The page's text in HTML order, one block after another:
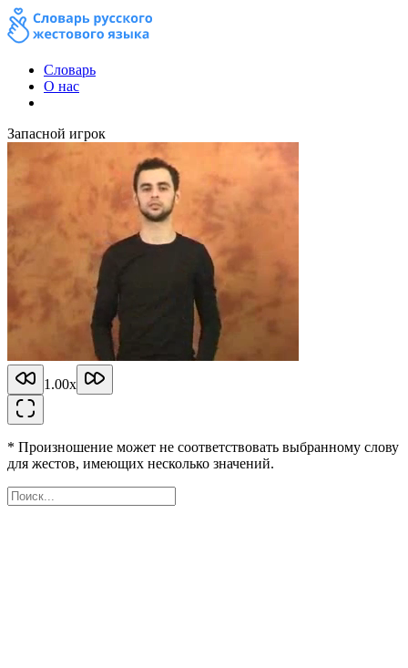
Словарь
О нас
Запасной игрок
1.00x
* Произношение может не соответствовать выбранному слову
для жестов, имеющих несколько значений.